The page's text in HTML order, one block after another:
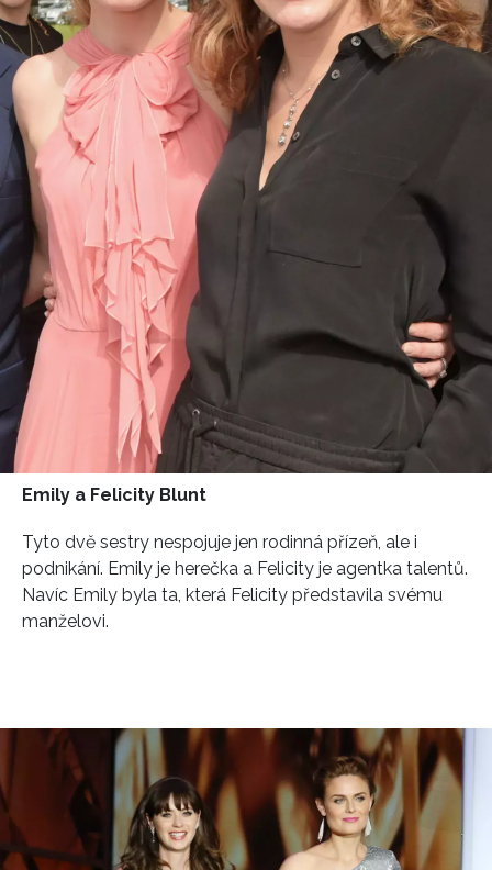
Emily a Felicity Blunt
Tyto dvě sestry nespojuje jen rodinná přízeň, ale i
podnikání. Emily je herečka a Felicity je agentka talentů.
Navíc Emily byla ta, která Felicity představila svému
manželovi.